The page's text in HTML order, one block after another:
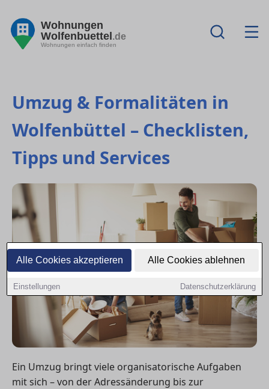
Alle Cookies akzeptieren Alle Cookies ablehnen
Einstellungen Datenschutzerklärung
Wohnungen
Wolfenbuettel.de
Wohnungen einfach finden
Umzug & Formalitäten in
Wolfenbüttel – Checklisten,
Tipps und Services
Ein Umzug bringt viele organisatorische Aufgaben
mit sich – von der Adressänderung bis zur